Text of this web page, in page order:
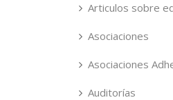
Articulos sobre
Asociaciones
Asociaciones
Auditorías